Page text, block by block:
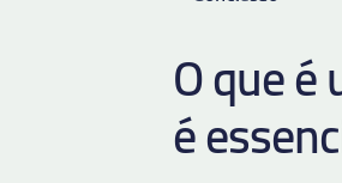
O que
é